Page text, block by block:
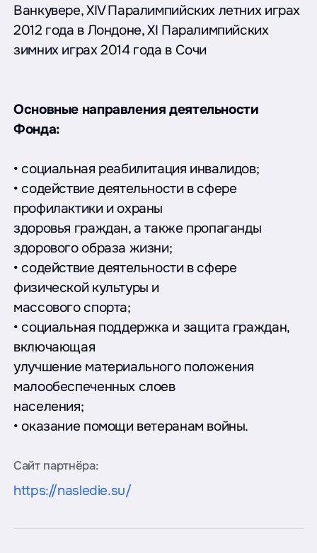
Ванкувере, XIV Паралимпийских летних играх
2012 года в Лондоне, XI Паралимпийских
зимних играх 2014 года в Сочи
Основные направления деятельности
Фонда:
• социальная реабилитация инвалидов;
• содействие деятельности в сфере
профилактики и охраны
здоровья граждан, а также пропаганды
здорового образа жизни;
• содействие деятельности в сфере
физической культуры и
массового спорта;
• социальная поддержка и защита граждан,
включающая
улучшение материального положения
малообеспеченных слоев
населения;
• оказание помощи ветеранам войны.
Сайт партнёра:
https://nasledie.su/